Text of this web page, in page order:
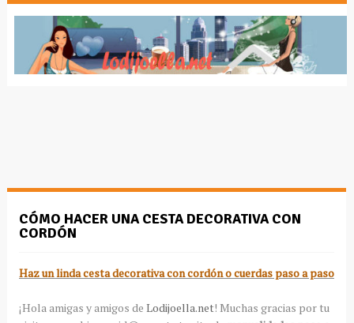
CÓMO HACER UNA CESTA DECORATIVA CON
CORDÓN
Haz un linda cesta decorativa con cordón o cuerdas paso a paso
¡Hola amigas y amigos de Lodijoella.net! Muchas gracias por tu